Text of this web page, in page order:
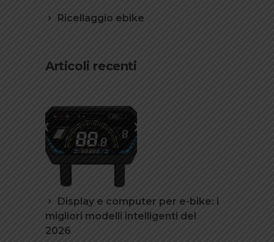
Ricellaggio ebike
Articoli recenti
Display e computer per e-bike: i
migliori modelli intelligenti del
2026